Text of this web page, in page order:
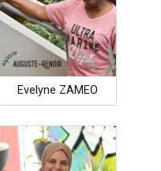
Evelyne ZAMEO